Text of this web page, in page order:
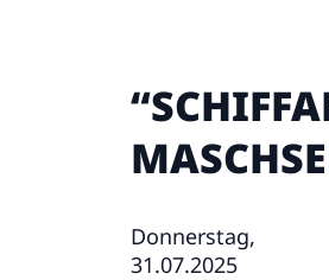
Donnerstag,
31.07.2025